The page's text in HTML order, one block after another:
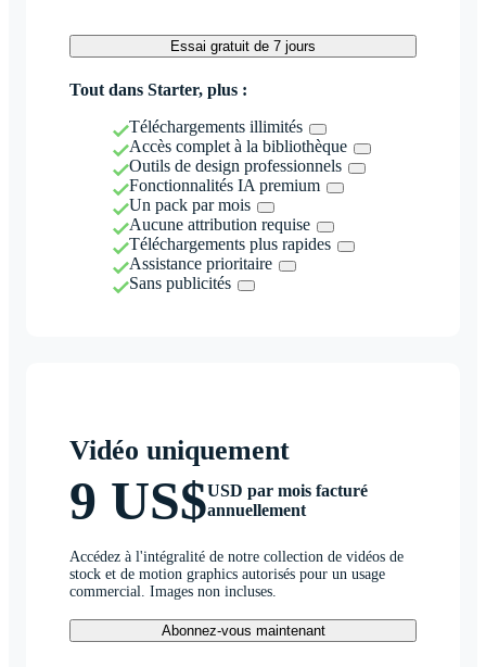
Essai gratuit de 7 jours
Tout dans Starter, plus :
Téléchargements illimités
Accès complet à la bibliothèque
Outils de design professionnels
Fonctionnalités IA premium
Un pack par mois
Aucune attribution requise
Téléchargements plus rapides
Assistance prioritaire
Sans publicités
Vidéo uniquement
9 US$USD par mois facturé
annuellement
Accédez à l'intégralité de notre collection de vidéos de
stock et de motion graphics autorisés pour un usage
commercial. Images non incluses.
Abonnez-vous maintenant